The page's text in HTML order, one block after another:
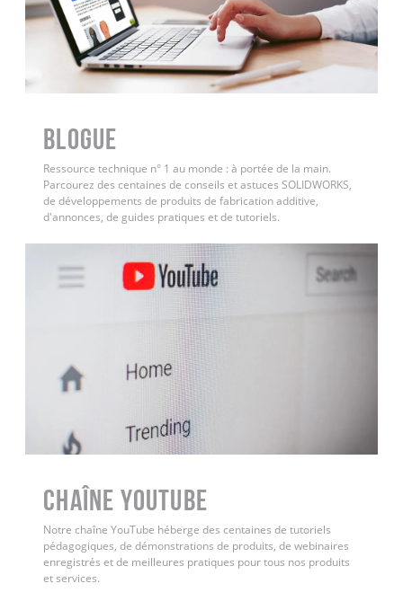
BLOGUE
Ressource technique n° 1 au monde : à portée de la main.
Parcourez des centaines de conseils et astuces SOLIDWORKS,
de développements de produits de fabrication additive,
d'annonces, de guides pratiques et de tutoriels.
Chaîne YouTube
Notre chaîne YouTube héberge des centaines de tutoriels
pédagogiques, de démonstrations de produits, de webinaires
enregistrés et de meilleures pratiques pour tous nos produits
et services.